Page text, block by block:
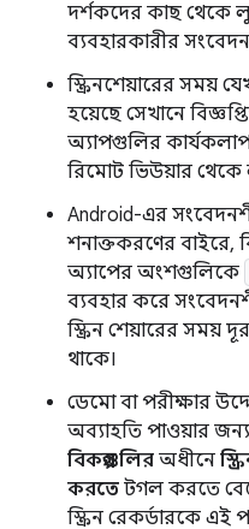
দর্শকদের কাছ থেকে
ব্যবহারকারীর
স্ক্রিনশেয়ারের সময়
হয়েছে সেখানে
অ্যাপগুলির
রিমোট ভিউয়ার
Android-এর
শনাক্তকরণের বাইরে,
অ্যাপের অংশগুলিকে
ব্যবহার করে
স্ক্রিন শেয়ারের সময়
থাকে।
ডেমো বা পরীক্ষার
অব্যাহতি পাওয়ার
বিকল্পগুলির অধীনে
করতে টগল করতে
স্ক্রিন রেকর্ডারকে